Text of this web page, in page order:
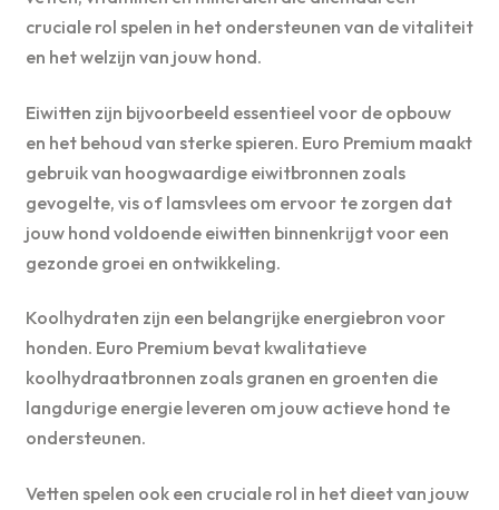
cruciale rol spelen in het ondersteunen van de vitaliteit
en het welzijn van jouw hond.
Eiwitten zijn bijvoorbeeld essentieel voor de opbouw
en het behoud van sterke spieren. Euro Premium maakt
gebruik van hoogwaardige eiwitbronnen zoals
gevogelte, vis of lamsvlees om ervoor te zorgen dat
jouw hond voldoende eiwitten binnenkrijgt voor een
gezonde groei en ontwikkeling.
Koolhydraten zijn een belangrijke energiebron voor
honden. Euro Premium bevat kwalitatieve
koolhydraatbronnen zoals granen en groenten die
langdurige energie leveren om jouw actieve hond te
ondersteunen.
Vetten spelen ook een cruciale rol in het dieet van jouw